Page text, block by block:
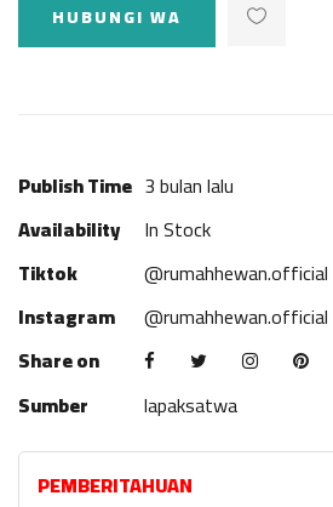
HUBUNGI WA
Publish Time 3 bulan lalu
Availability
In Stock
Tiktok
@rumahhewan.official
Instagram
@rumahhewan.official
Share on
Sumber
lapaksatwa
PEMBERITAHUAN